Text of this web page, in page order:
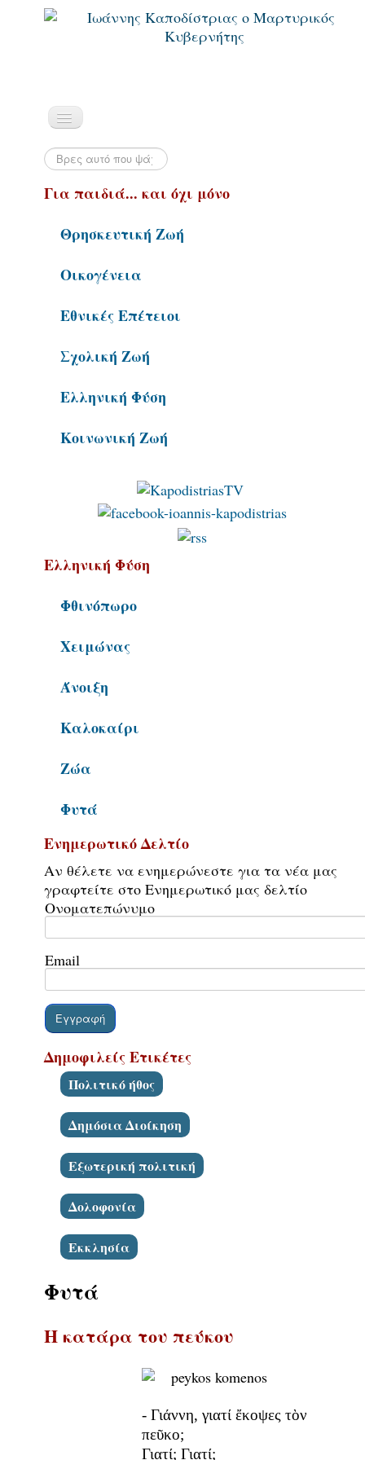
Αρχική Σελίδα
Ιωάννης
σήμερα
Για παιδιά... και όχι μόνο
Θρησκευτική Ζωή
Οικογένεια
Εθνικές Επέτειοι
Σχολική Ζωή
Ελληνική Φύση
Κοινωνική Ζωή
Ελληνική Φύση
Φθινόπωρο
Χειμώνας
Άνοιξη
Καλοκαίρι
Ζώα
Φυτά
Ενημερωτικό Δελτίο
Αν θέλετε να ενημερώνεστε για τα νέα μας
γραφτείτε στο Ενημερωτικό μας δελτίο
Ονοματεπώνυμο
Email
Δημοφιλείς Ετικέτες
Πολιτικό ήθος
Δημόσια Διοίκηση
Εξωτερική πολιτική
Δολοφονία
Εκκλησία
Φυτά
Η κατάρα του πεύκου
- Γιάννη, γιατί ἔκοψες τὸν
πεῦκο;
Γιατί; Γιατί;